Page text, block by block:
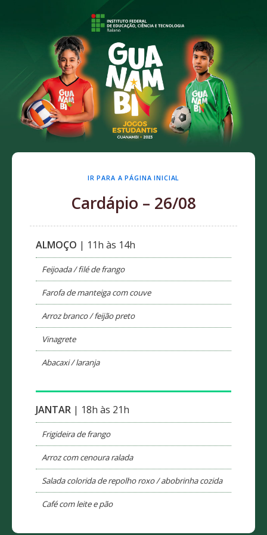
IR PARA A PÁGINA INICIAL
Cardápio – 26/08
ALMOÇO | 11h às 14h
Feijoada / filé de frango
Farofa de manteiga com couve
Arroz branco / feijão preto
Vinagrete
Abacaxi / laranja
JANTAR | 18h às 21h
Frigideira de frango
Arroz com cenoura ralada
Salada colorida de repolho roxo / abobrinha cozida
Café com leite e pão